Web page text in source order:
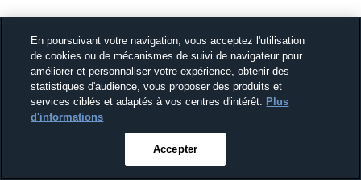
En poursuivant votre navigation, vous acceptez l'utilisation
de cookies ou de mécanismes de suivi de navigateur pour
améliorer et personnaliser votre expérience, obtenir des
statistiques d'audience, vous proposer des produits et
services ciblés et adaptés à vos centres d'intérêt. Plus
d'informations
Accepter